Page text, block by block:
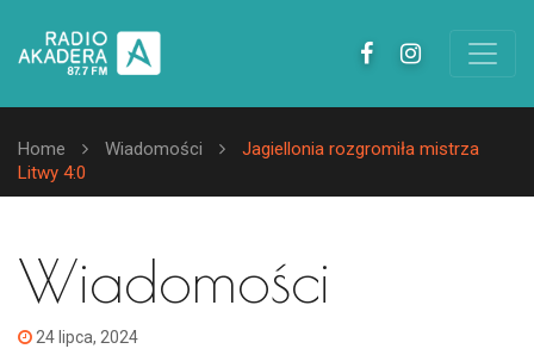
Home Wiadomości
Jagiellonia rozgromiła mistrza
Litwy 4:0
Wiadomości
24 lipca, 2024